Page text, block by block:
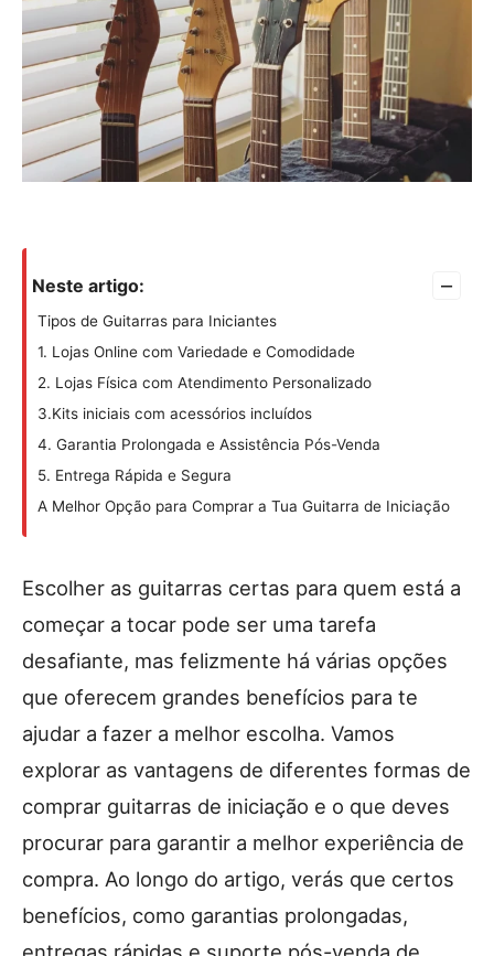
Neste artigo: –
Tipos de Guitarras para Iniciantes
1. Lojas Online com Variedade e Comodidade
2. Lojas Física com Atendimento Personalizado
3.Kits iniciais com acessórios incluídos
4. Garantia Prolongada e Assistência Pós-Venda
5. Entrega Rápida e Segura
A Melhor Opção para Comprar a Tua Guitarra de Iniciação
Escolher as guitarras certas para quem está a
começar a tocar pode ser uma tarefa
desafiante, mas felizmente há várias opções
que oferecem grandes benefícios para te
ajudar a fazer a melhor escolha. Vamos
explorar as vantagens de diferentes formas de
comprar guitarras de iniciação e o que deves
procurar para garantir a melhor experiência de
compra. Ao longo do artigo, verás que certos
benefícios, como garantias prolongadas,